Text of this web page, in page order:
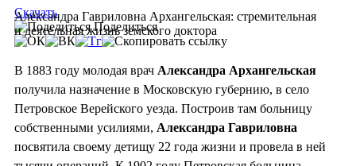
Александра Гавриловна Архангельская: стремительная
и деятельная жизнь земского доктора
Скачать
Поделиться
В 1883 году молодая врач Александра Архангельская
получила назначение в Московскую губернию, в село
Петровское Верейского уезда. Построив там больницу
собственными усилиями, Александра Гавриловна
посвятила своему детищу 22 года жизни и провела в ней